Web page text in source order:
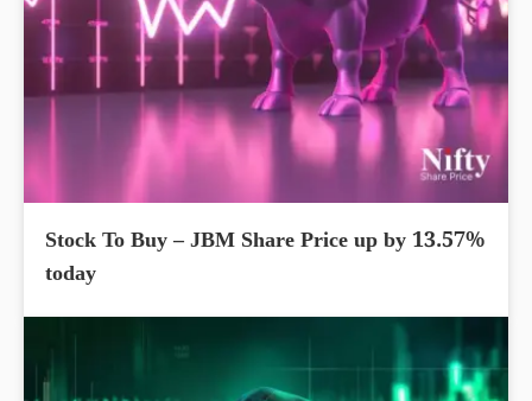
Stock To Buy – JBM Share Price up by 13.57%
today